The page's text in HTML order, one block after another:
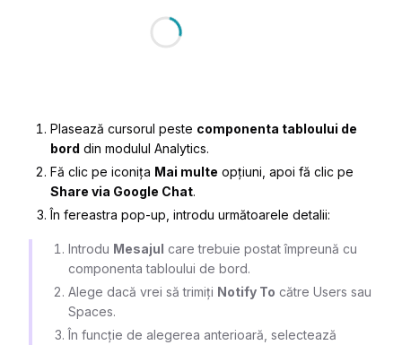
Plasează cursorul peste componenta tabloului de
bord din modulul Analytics.
Fă clic pe iconița Mai multe opțiuni, apoi fă clic pe
Share via Google Chat.
În fereastra pop-up, introdu următoarele detalii:
Introdu Mesajul care trebuie postat împreună cu
componenta tabloului de bord.
Alege dacă vrei să trimiți Notify To către Users sau
Spaces.
În funcție de alegerea anterioară, selectează